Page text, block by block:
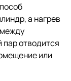
а нагрев
отводится
или